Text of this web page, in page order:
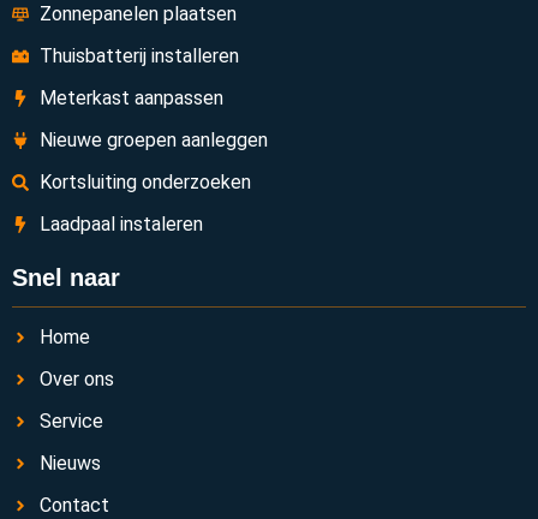
Zonnepanelen plaatsen
Thuisbatterij installeren
Meterkast aanpassen
Nieuwe groepen aanleggen
Kortsluiting onderzoeken
Laadpaal instaleren
Snel naar
Home
Over ons
Service
Nieuws
Contact